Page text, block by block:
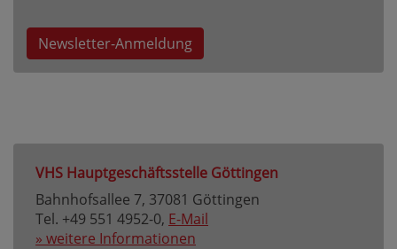
Newsletter-Anmeldung
VHS Hauptgeschäftsstelle Göttingen
Bahnhofsallee 7, 37081 Göttingen
Tel. +49 551 4952-0, E-Mail
» weitere Informationen